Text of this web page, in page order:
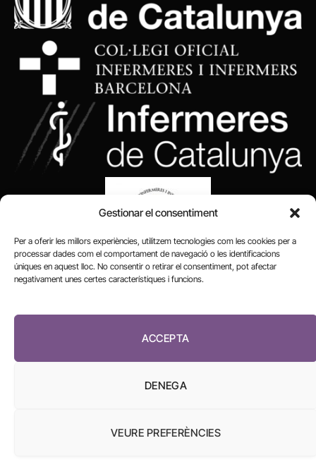
Gestionar el consentiment
Per a oferir les millors experiències, utilitzem tecnologies com les cookies per a
processar dades com el comportament de navegació o les identificacions
úniques en aquest lloc. No consentir o retirar el consentiment, pot afectar
negativament unes certes característiques i funcions.
ACCEPTA
DENEGA
VEURE PREFERÈNCIES
FUNDACIÓ